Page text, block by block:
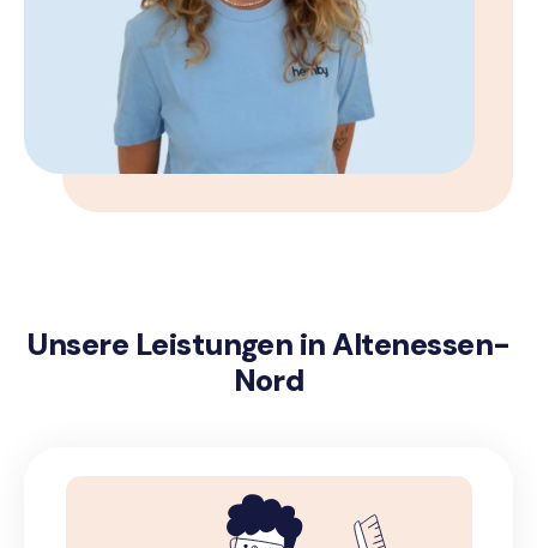
Unsere Leistungen in Altenessen-
Nord